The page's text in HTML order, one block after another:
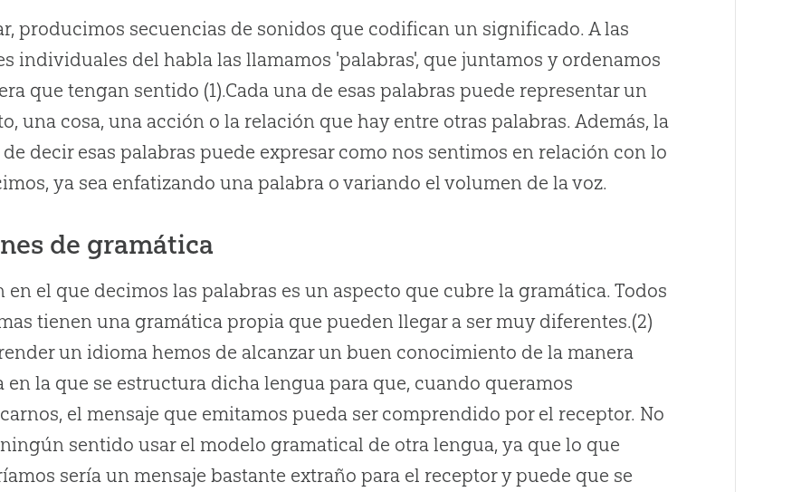
producimos secuencias de sonidos que codifican un significado. A las
individuales del habla las llamamos 'palabras', que juntamos y ordenamos
que tengan sentido (1).Cada una de esas palabras puede representar un
una cosa, una acción o la relación que hay entre otras palabras. Además, la
decir esas palabras puede expresar como nos sentimos en relación con lo
ya sea enfatizando una palabra o variando el volumen de la voz.
de gramática
en el que decimos las palabras es un aspecto que cubre la gramática. Todos
tienen una gramática propia que pueden llegar a ser muy diferentes.(2)
un idioma hemos de alcanzar un buen conocimiento de la manera
en la que se estructura dicha lengua para que, cuando queramos
el mensaje que emitamos pueda ser comprendido por el receptor. No
sentido usar el modelo gramatical de otra lengua, ya que lo que
sería un mensaje bastante extraño para el receptor y puede que se